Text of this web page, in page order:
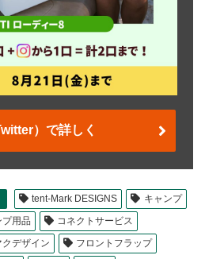
）で詳しく
tent-Mark DESIGNS
キャンプ
プ用品
コネクトサービス
クデザイン
フロントフラップ